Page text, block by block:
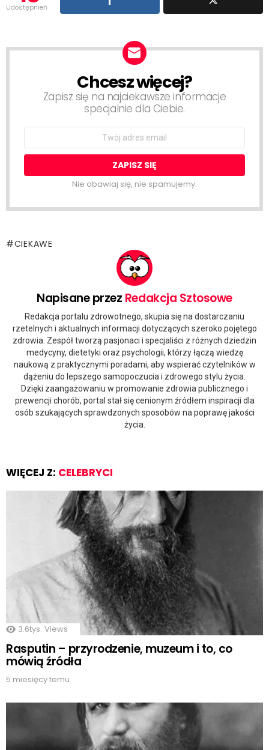
Udostępnień
NEWSLETTERChcesz więcej?
Zapisz się na najciekawsze informacje
specjalnie dla Ciebie.
Email
Nie obawiaj się, nie spamujemy.
CIEKAWE
Napisane przez Redakcja Sztosowe
Redakcja portalu zdrowotnego, skupia się na dostarczaniu
rzetelnych i aktualnych informacji dotyczących szeroko pojętego
zdrowia. Zespół tworzą pasjonaci i specjaliści z różnych dziedzin
medycyny, dietetyki oraz psychologii, którzy łączą wiedzę
naukową z praktycznymi poradami, aby wspierać czytelników w
dążeniu do lepszego samopoczucia i zdrowego stylu życia.
Dzięki zaangażowaniu w promowanie zdrowia publicznego i
prewencji chorób, portal stał się cenionym źródłem inspiracji dla
osób szukających sprawdzonych sposobów na poprawę jakości
życia.
WIĘCEJ Z: CELEBRYCI
3.6tys. Views
Rasputin – przyrodzenie, muzeum i to, co
mówią źródła
5 miesięcy temu